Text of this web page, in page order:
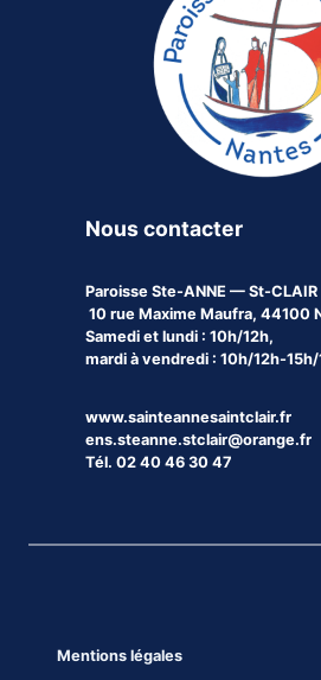
Nous contacter
Paroisse Ste-ANNE — St-CLAIR
10 rue Maxime Maufra, 44100
Samedi et lundi : 10h/12h,
mardi à vendredi : 10h/12h-15h/
www.sainteannesaintclair.fr
ens.steanne.stclair@orange.fr
Tél. 02 40 46 30 47
Mentions légales